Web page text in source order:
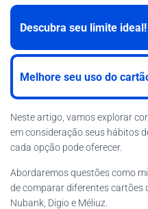
Descubra seu limite ideal!
Melhore seu uso do
Neste artigo, vamos explorar
em consideração seus hábitos
cada opção pode oferecer.
Abordaremos questões como
de comparar diferentes cartões
Nubank, Digio e Méliuz.